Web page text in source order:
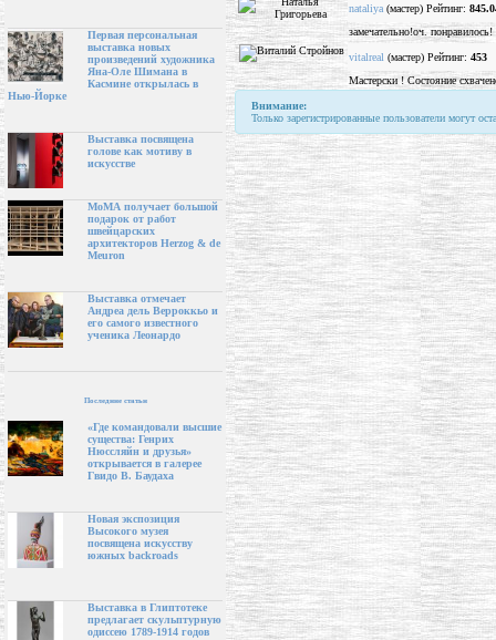
Первая персональная
выставка новых
произведений художника
Яна-Оле Шимана в
Касмине открылась в
Нью-Йорке
Выставка посвящена
голове как мотиву в
искусстве
МоМА получает большой
подарок от работ
швейцарских
архитекторов Herzog & de
Meuron
Выставка отмечает
Андреа дель Верроккьо и
его самого известного
ученика Леонардо
Последние статьи
«Где командовали высшие
существа: Генрих
Нюссляйн и друзья»
открывается в галерее
Гвидо В. Баудаха
Новая экспозиция
Высокого музея
посвящена искусству
южных backroads
Выставка в Глиптотеке
предлагает скульптурную
одиссею 1789-1914 годов
nataliya (мастер) Рейтинг:
замечательно!оч. понравилось!
vitalreal (мастер) Рейтинг: 453
Мастерски ! Состояние
Внимание:
Только зарегистрированные пользователи могут